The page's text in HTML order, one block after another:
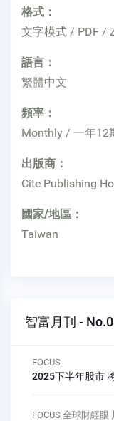
格式：
文字模式 / PDF /
語言：
繁體中文
頻率：
Monthly / 一年12
出版商：
Cite Publishing
國家/地區：
Taiwan
智富月刊 -
FOCUS
2025下半年股市
FOCUS 全球財經